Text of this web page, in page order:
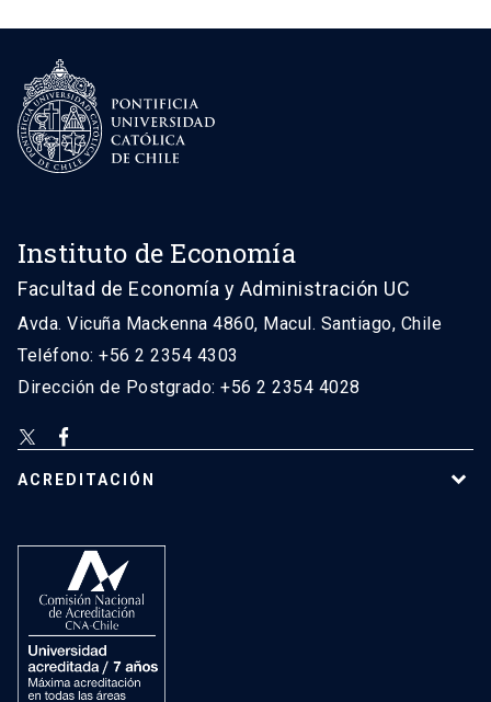
Instituto de Economía
Facultad de Economía y Administración UC
Avda. Vicuña Mackenna 4860, Macul. Santiago, Chile
Teléfono: +56 2 2354 4303
Dirección de Postgrado: +56 2 2354 4028
ACREDITACIÓN